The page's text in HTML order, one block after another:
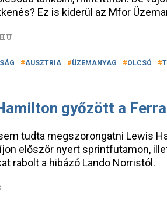
Ez is kiderül az Mfor
AUSZTRIA ÜZEMANYAG OLCSÓ
győzött a
tudta megszorongatni Lewis
először nyert sprintfutamon,
rabolt a hibázó Lando Norristól.